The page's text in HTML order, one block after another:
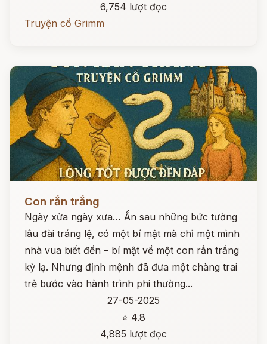
6,754 lượt đọc
Truyện cổ Grimm
Con rắn trắng
Ngày xửa ngày xưa… Ẩn sau những bức tường
lâu đài tráng lệ, có một bí mật mà chỉ một mình
nhà vua biết đến – bí mật về một con rắn trắng
kỳ lạ. Nhưng định mệnh đã đưa một chàng trai
trẻ bước vào hành trình phi thường...
27-05-2025
⭐ 4.8
4,885 lượt đọc